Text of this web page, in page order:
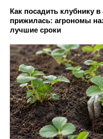
Как посадить клубнику
прижилась: агрономы
лучшие сроки